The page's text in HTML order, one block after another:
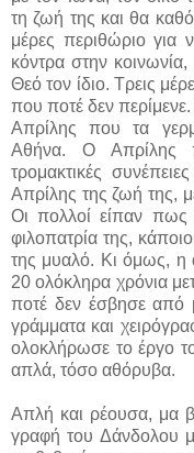
τη ζωή της και θα
μέρες περιθώριο για
κόντρα στην
Θεό τον ίδιο. Τρεις
που ποτέ δεν
Απρίλης που τα
Αθήνα. Ο Απρίλης
τρομακτικές
Απρίλης της ζωή της,
Οι πολλοί είπαν
φιλοπατρία της,
της μυαλό. Κι όμως, η
20 ολόκληρα χρόνια
ποτέ δεν έσβησε από
γράμματα και
ολοκλήρωσε το έργο
απλά, τόσο αθόρυβα.
Απλή και ρέουσα, μα
γραφή του Δάνδολου